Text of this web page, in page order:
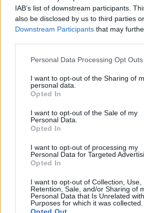
IAB’s list of downstream participants.
also be disclosed by us to third parties
Downstream Participants that may
Personal Data Processing Opt Outs
I want to opt-out of the Sharing of
personal data.
Opted In
I want to opt-out of the Sale of my
Personal Data.
Opted In
I want to opt-out of processing my
Personal Data for Targeted
Opted In
I want to opt-out of Collection, Use,
Retention, Sale, and/or Sharing of
Personal Data that Is Unrelated
Purposes for which it was collected.
Borítóképek forrása:
Csapd be az AI-t! Állítsd
Guru tartalmairól
KAPCSOLÓDÓ HÍREK
Majdnem meghiúsult a
Láttam már valahol! –
szerepelnek a Death
A Death Stranding 2